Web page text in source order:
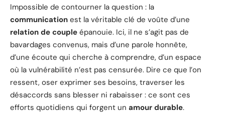
Impossible de contourner la question : la
communication est la véritable clé de voûte d’une
relation de couple épanouie. Ici, il ne s’agit pas de
bavardages convenus, mais d’une parole honnête,
d’une écoute qui cherche à comprendre, d’un espace
où la vulnérabilité n’est pas censurée. Dire ce que l’on
ressent, oser exprimer ses besoins, traverser les
désaccords sans blesser ni rabaisser : ce sont ces
efforts quotidiens qui forgent un amour durable.